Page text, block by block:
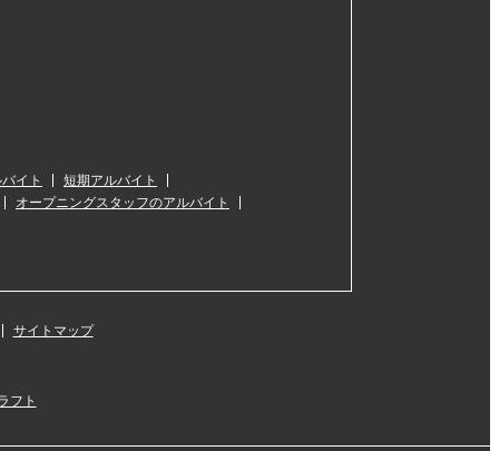
イト
短期アルバイト
オープニングスタッフのアルバイト
サイトマップ
フト